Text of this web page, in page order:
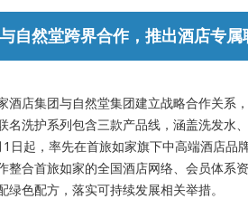
自然堂跨界合作，推出酒店专属
酒店集团与自然堂集团建立战略合作关系
名洗护系列包含三款产品线，涵盖洗发水
日起，率先在首旅如家旗下中高端酒店品
整合首旅如家的全国酒店网络、会员体系
绿色配方，落实可持续发展相关举措。